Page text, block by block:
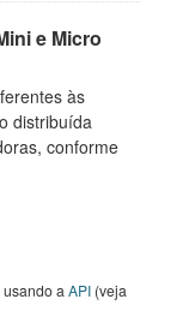
e Micro
às
distribuída
conforme
a API (veja